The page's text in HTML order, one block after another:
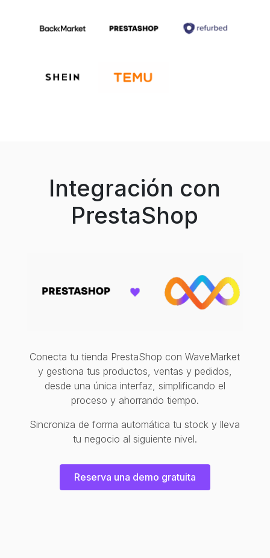
Integración con
PrestaShop
Conecta tu tienda PrestaShop con WaveMarket
y gestiona tus productos, ventas y pedidos,
desde una única interfaz, simplificando el
proceso y ahorrando tiempo.
Sincroniza de forma automática tu stock y lleva
tu negocio al siguiente nivel.
Reserva una demo gratuita